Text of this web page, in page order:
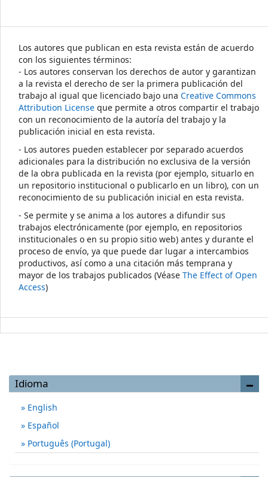
Los autores que publican en esta revista están de acuerdo
con los siguientes términos:
- Los autores conservan los derechos de autor y garantizan
a la revista el derecho de ser la primera publicación del
trabajo al igual que licenciado bajo una Creative Commons
Attribution License que permite a otros compartir el trabajo
con un reconocimiento de la autoría del trabajo y la
publicación inicial en esta revista.
- Los autores pueden establecer por separado acuerdos
adicionales para la distribución no exclusiva de la versión
de la obra publicada en la revista (por ejemplo, situarlo en
un repositorio institucional o publicarlo en un libro), con un
reconocimiento de su publicación inicial en esta revista.
- Se permite y se anima a los autores a difundir sus
trabajos electrónicamente (por ejemplo, en repositorios
institucionales o en su propio sitio web) antes y durante el
proceso de envío, ya que puede dar lugar a intercambios
productivos, así como a una citación más temprana y
mayor de los trabajos publicados (Véase The Effect of Open
Access)
Idioma
English
Español
Português (Portugal)